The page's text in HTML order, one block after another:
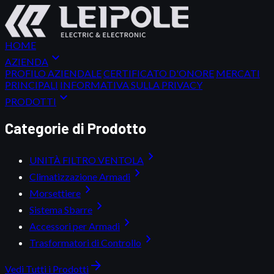
HOME
AZIENDA expand_more
PROFILO AZIENDALECERTIFICATO D'ONORE MERCATI
PRINCIPALI INFORMATIVA SULLA PRIVACY
PRODOTTI expand_more
Categorie di Prodotto
UNITÀ FILTRO VENTOLA chevron_right
Climatizzazione Armadi chevron_right
Morsettiere chevron_right
Sistema Sbarre chevron_right
Accessori per Armadi chevron_right
Trasformatori di Controllo chevron_right
Vedi Tutti i Prodotti arrow_forward